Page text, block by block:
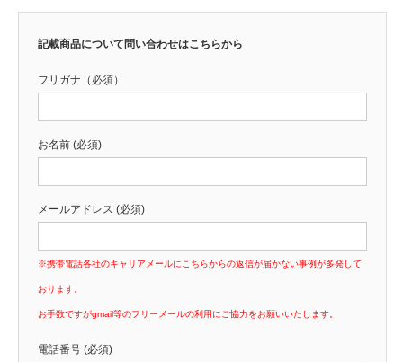
記載商品について問い合わせはこちらから
フリガナ（必須）
お名前 (必須)
メールアドレス (必須)
※携帯電話各社のキャリアメールにこちらからの返信が届かない事例が多発して
おります。
お手数ですがgmail等のフリーメールの利用にご協力をお願いいたします。
電話番号 (必須)